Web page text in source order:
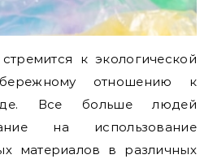
к экологической
отношению к
Все больше людей
на использование
материалов в различных